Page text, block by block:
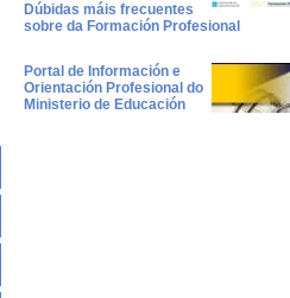
Dúbidas máis frecuentes
sobre da Formación Profesional
Portal de Información e
Orientación Profesional do
Ministerio de Educación